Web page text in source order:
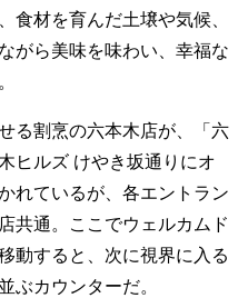
食材を育んだ土壌や気候、
がら美味を味わい、幸福な
る割烹の六本木店が、「六
ヒルズ けやき坂通りにオ
れているが、各エントラン
共通。ここでウェルカムド
動すると、次に視界に入る
ぶカウンターだ。